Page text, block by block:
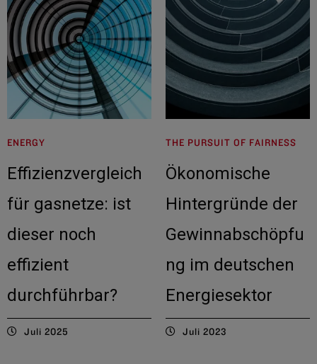
ENERGY
Effizienzvergleich
für gasnetze: ist
dieser noch
effizient
durchführbar?
Juli 2025
THE PURSUIT OF FAIRNESS
Ökonomische
Hintergründe der
Gewinnabschöpfu
ng im deutschen
Energiesektor
Juli 2023